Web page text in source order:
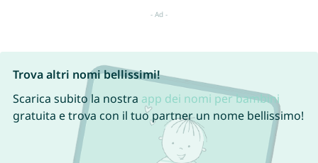
Trova altri nomi bellissimi!
Scarica subito la nostra app dei nomi per bambini
gratuita e trova con il tuo partner un nome bellissimo!